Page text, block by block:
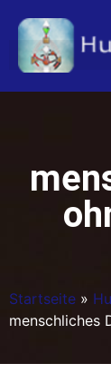
Startseite »
menschliches